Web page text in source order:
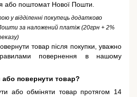
або поштомат Нової Пошти.
у відділенні покупець додатково
Пошти за наложений платіж (20грн + 2%
товар після покупки, уважно
повернення в нашому
повернути товар?
або обміняти товар протягом 14